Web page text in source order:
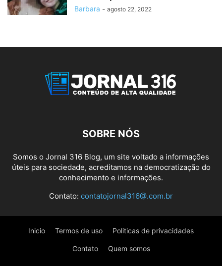
Barbara - agosto 22, 2022
SOBRE NÓS
Somos o Jornal 316 Blog, um site voltado a informações
úteis para sociedade, acreditamos na democratização do
conhecimento e informações.
Contato: contatojornal316@.com.br
Inicio Termos de uso Politicas de privacidades
Contato Quem somos